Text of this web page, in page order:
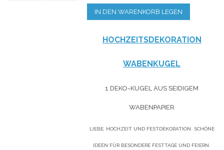
IN DEN WARENKORB LEGEN
HOCHZEITSDEKORATION
WABENKUGEL
1 DEKO-KUGEL AUS SEIDIGEM
WABENPAPIER
LIEBE, HOCHZEIT UND FESTDEKORATION. SCHÖNE
IDEEN FÜR BESONDERE FESTTAGE UND FEIERN.